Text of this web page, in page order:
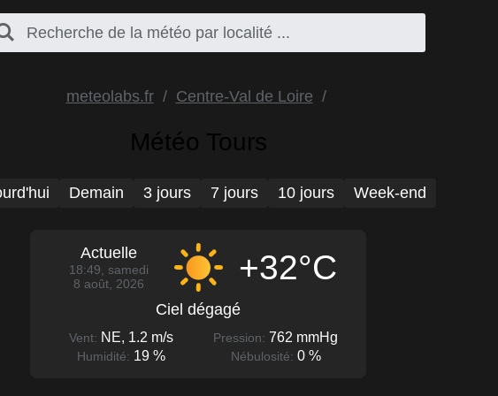
meteolabs.fr Centre-Val de Loire
Météo Tours
Demain 3 jours 7 jours 10 jours Week-end
Actuelle
18:49, samedi
8 août, 2026
+32°C
Ciel dégagé
Vent: NE, 1.2 m/s Pression: 762 mmHg
Humidité: 19 % Nébulosité: 0 %